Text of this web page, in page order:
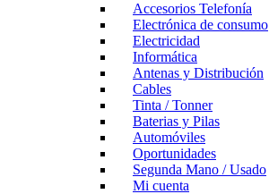
Accesorios Telefonía
Electrónica de consumo
Electricidad
Informática
Antenas y Distribución
Cables
Tinta / Tonner
Baterias y Pilas
Automóviles
Oportunidades
Segunda Mano / Usado
Mi cuenta